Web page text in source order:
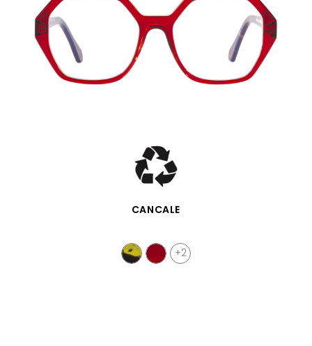
SCHNELLANSICHT
CANCALE
+2